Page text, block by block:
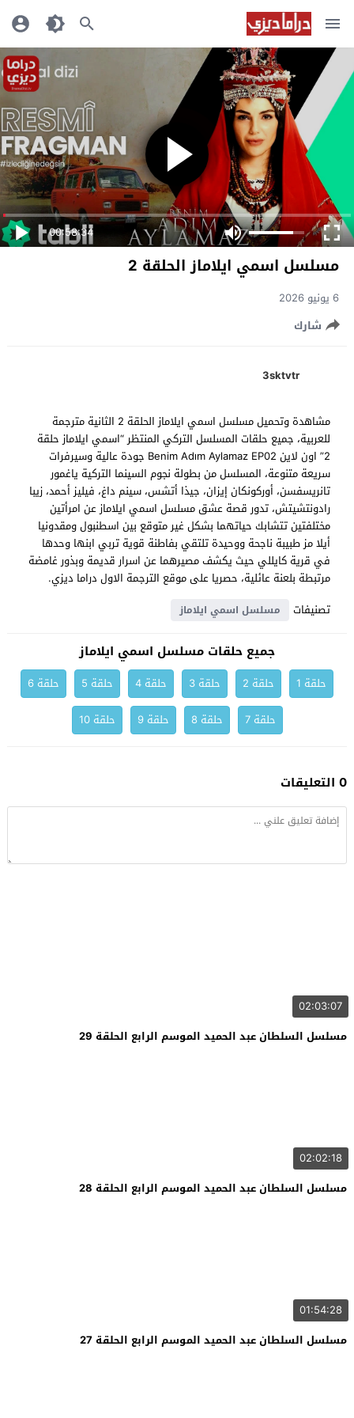
00:58:34
مسلسل اسمي ايلاماز الحلقة 2
6 يونيو 2026
شارك
3sktvtr
مشاهدة وتحميل مسلسل اسمي ايلاماز الحلقة 2 الثانية مترجمة
للعربية، جميع حلقات المسلسل التركي المنتظر “اسمي ايلاماز حلقة
2” اون لاين Benim Adım Aylamaz EP02 جودة عالية وسيرفرات
سريعة متنوعة، المسلسل من بطولة نجوم السينما التركية ياغمور
تانريسفسن، أوركونكان إيزان، جيذا أتشس، سينم داغ، فيليز أحمد، زيبا
رادونتشيتش، تدور قصة عشق مسلسل اسمي ايلاماز عن امرأتين
مختلفتين تتشابك حياتهما بشكل غير متوقع بين اسطنبول ومقدونيا
أيلا مز طبيبة ناجحة ووحيدة تلتقي بفاطنة قوية تربي ابنها وحدها
في قرية كايللي حيث يكشف مصيرهما عن اسرار قديمة وبذور غامضة
مرتبطة بلعنة عائلية، حصريا على موقع الترجمة الاول دراما ديزي.
تصنيفات
مسلسل اسمي ايلاماز
جميع حلقات مسلسل اسمي ايلاماز
حلقة 1 حلقة 2 حلقة 3 حلقة 4 حلقة 5
حلقة 6
حلقة 7
حلقة 8 حلقة 9 حلقة 10
0 التعليقات
02:03:07
مسلسل السلطان عبد الحميد الموسم الرابع الحلقة 29
02:02:18
مسلسل السلطان عبد الحميد الموسم الرابع الحلقة 28
01:54:28
مسلسل السلطان عبد الحميد الموسم الرابع الحلقة 27